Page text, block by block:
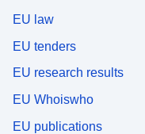
EU law
EU tenders
EU research results
EU Whoiswho
EU publications